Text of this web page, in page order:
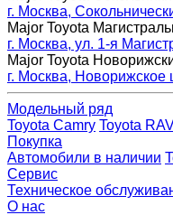
г. Москва,
Major Toyota
г. Москва, ул. 1-я
Major Toyota
г. Москва,
Модельный ряд
Toyota Camry Toyota
Покупка
Автомобили в наличии
Сервис
Техническое
О нас